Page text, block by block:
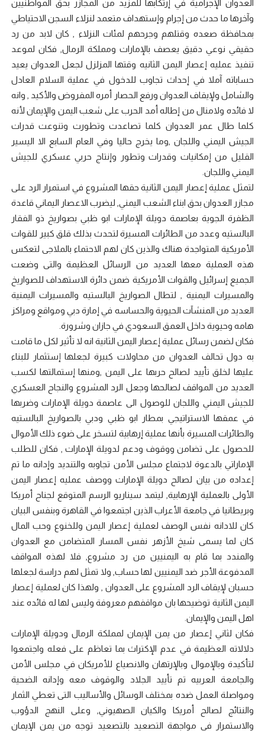
العدوان الإجرامية في إرتكابها للمزيد من المجازر بحق المواطنيين
وآخرها ما حدث من إجرام وإستهداف متعمد لنزلاء السجن الاحتياطي
بمحافظة صعده وقتلهم وجرحهم لمئات النزلاء , كان لابد من رد
حقيقي نوعي دقيق يعصف بالإمارات ومملكة الرمال, فكان لموعد
تنفيذ عمليه إعصار اليمن الثانيه وقتها المزلزل لجعل العدوان يعيد
حساباته آملا في إحداث تجاوب للدخول في عملية السلام العادل
والشامل ولإيقاف العدوان ورفع الحصار أمره المفروض والأكيد , وانه
لا فائده ولامنال من إطاله أمد الحرب على شعب اليمن والإيمان لأنه
كلما طال عمر العدوان كلما تصاعدت وتطورت وتنوعت قدرات
الجيش اليمني واللجان ,وما يخرج حاليا وفي العام السابع الا اليسير
القليل من إمكانيات وقدرات وتطور وإنتاج حربي عسكري للجيش
اليمني واللجان.
لتمثل عملية إعصار اليمن الثانية حقها المشروع في استمرار الرد على
مجازر العدوان بحق ابناء الشعب اليمني, ليضرب الاعصار اليماني قاعدة
الظفرة الجوية بعاصمة دويلة الإمارات ابو ظبي بصواريخ ذو الفقار
البالستيه وعدد من الطائرات المسيرة لتحدث بذلك قلق كبير للقوات
الأمريكية المتواجدة هناك والذين كان لهم الاحتماء بالملاجى لتعكس
هذه العملية معها العديد من الرسائل العظيمة والتى وضعت
الجميع إسرائيل والقوات الأمريكية ضمن دائرة الاستهداف للصواريخ
والمسيرات اليمنية , لتطال الصواريخ البالستيه والمسيرات اليمنية
العديد من المنشآت الحيوية والحساسه في إمارة دبي ومواقع ومراكز
هامه وحيوية داخل العمق السعودي في جازان وشرورة.
فكان لضمن رسائل عملية إعصار اليمن الثانية انه لا تأثير لكل ما قامت
به دول تحالف العدوان من محاولات كبيرة لجعلها إستثمار للبناء
عليها لخلق تأييد لصالح حربها على اليمن ,ومنها إستمالتها لكسب
العديد من المواقف لصالحها وجعل الرد المشروع والنجاح العسكري
للجيش اليمني واللجان للوصول الى عاصمة دويلة الإمارات وضربها
في عمقها الاستراتيجي بمطار ابو ظبي ودبي بالصواريخ البالستيه
والطائرات المسيرة بأنها عملية إرهابية لتسخر على ضوء ذلك الأموال
للحصول على تضامن ووقوف ودعم لدويلة الإمارات , فكان للطلب
الإماراتي بالدعوة لاجتماع مجلس الأمن تجاوبه والتنديد وإدانه ما تم
إعداده من بيان لصالح دويلة الإمارات ووصف عمليه إعصار اليمن
الأولى بالعملية الإرهابية, ليتمد سيناريو الرسم المتوقع لجناح أمريكا
وبريطانيا في جامعة الأعراب الذين اجتمعوا في القاهرة وبنفس البيان
كان للادانه نفس الوصف لعملية إعصار اليمن وللخنوع وحب المال
كان لما يسمى شيخ الأزهر نفس المسار المتضامن مع العدوان
والمندد بما قام به اليمنيين من رد مشروع, فلا لهذه المواقف
المدفوعة الأجر ضد اليمنيين لها حساب, ولا تمثل لهم دراسة لجعلها
حسبان لإيقاف الرد المشروع على العدوان , ولهذا كان لعملية إعصار
اليمن الثانية توضيحها بان مواقفهم معروفة وليس لها له فائده عند
اهل اليمن والإيمان.
فكان لثاني إعصار من يمن الإيمان لمملكة الرمال ودويلة الإمارات
دلالاته العظيمة في عدم الإكتراث بما تعاظم على فعله واجتمعوا
لتأكيدة وبالإموال وبالإرتهان والانصياع للأمريكان في مجلس الأمن
والجامعة العربيه تم تأييد الجلاد والوقوف معه وإدانه الضحية
ومواصلة العمل ضده بمختلف الوسائل والأساليب التى تعطي الثمار
والنتائج لصالح أمريكا والكيان الصهيوني, وعلى النهج الدؤوب
والاستمرار في مواجهة التصعيد بالتصعيد توجه من يمن الإيمان